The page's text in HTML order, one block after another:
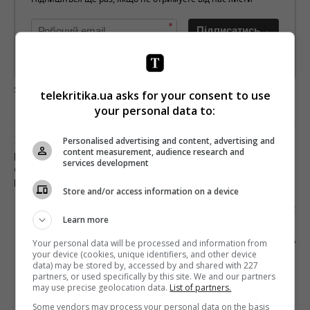
* Підписатись→
Предоставлено SendPulse
загрузка...
Попередня стаття
МОЛОКО НА ГУБАХ НЕ ОБСОХЛО: ПОПУЛЯРНА
СПІВАЧКА ЗРОБИЛА ЗАУВАЖЕННЯ МІЛЛІ БОББІ
БРАУН ЗА ПОЦІЛУНОК З ХЛОПЦЕМ
Наступна стаття
ЧЕРГОВЕ ВБИВСТВО ЖУРНАЛІСТА В КИЄВІ:
ЗАСТРЕЛИЛИ АРКАДІЯ БАБЧЕНКА
telekritika.ua asks for your consent to use
your personal data to:
Personalised advertising and content, advertising and
content measurement, audience research and
services development
Store and/or access information on a device
Learn more
Your personal data will be processed and information from
your device (cookies, unique identifiers, and other device
data) may be stored by, accessed by and shared with 227
partners, or used specifically by this site. We and our partners
may use precise geolocation data. List of partners.
Some vendors may process your personal data on the basis